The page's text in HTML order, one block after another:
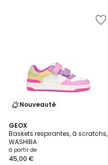
Nouveauté
GEOX
Baskets respirantes, à scratchs,
WASHIBA
à partir de
45,00 €